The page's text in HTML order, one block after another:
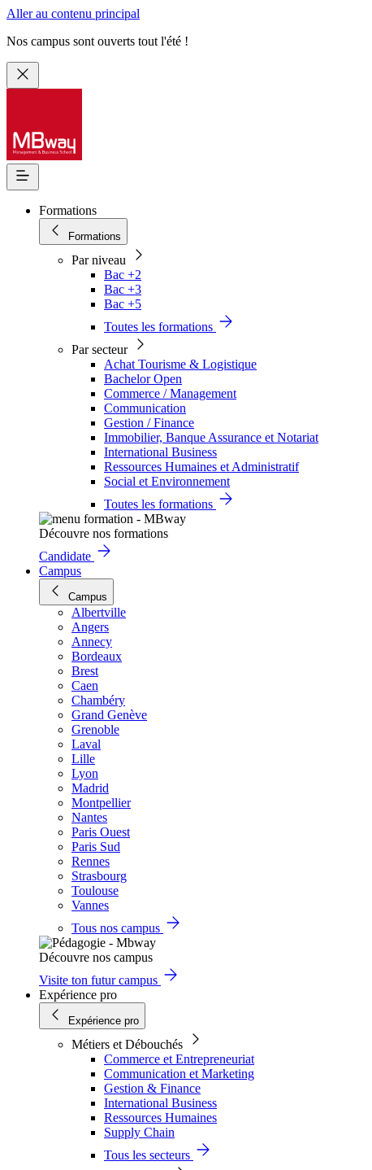
Aller au contenu principal
Nos campus sont ouverts tout l'été !
Formations
Formations
Par niveau
Bac +2
Bac +3
Bac +5
Toutes les formations
Par secteur
Achat Tourisme & Logistique
Bachelor Open
Commerce / Management
Communication
Gestion / Finance
Immobilier, Banque Assurance et Notariat
International Business
Ressources Humaines et Administratif
Social et Environnement
Toutes les formations
Découvre nos formations
Candidate
Campus
Campus
Albertville
Angers
Annecy
Bordeaux
Brest
Caen
Chambéry
Grand Genève
Grenoble
Laval
Lille
Lyon
Madrid
Montpellier
Nantes
Paris Ouest
Paris Sud
Rennes
Strasbourg
Toulouse
Vannes
Tous nos campus
Découvre nos campus
Visite ton futur campus
Expérience pro
Expérience pro
Métiers et Débouchés
Commerce et Entrepreneuriat
Communication et Marketing
Gestion & Finance
International Business
Ressources Humaines
Supply Chain
Tous les secteurs